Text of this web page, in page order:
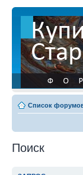
Список
Поиск